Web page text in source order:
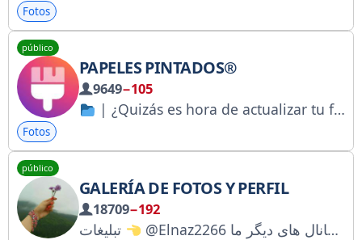
Fotos
público
PAPELES PINTADOS®
9649−105
| ¿Quizás es hora de actualizar tu fondo de pantalla?
Fotos
público
GALERÍA DE FOTOS Y PERFIL
18709−192
تبلیغات @Elnaz2266 کانال های دیگر ما